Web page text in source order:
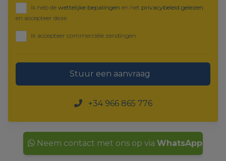
Ik heb de wettelijke bepalingen en het privacybeleid gelezen
en accepteer deze.
Ik accepteer commerciële zendingen
Stuur een aanvraag
+34 966 865 776
Neem contact met ons op via WhatsApp